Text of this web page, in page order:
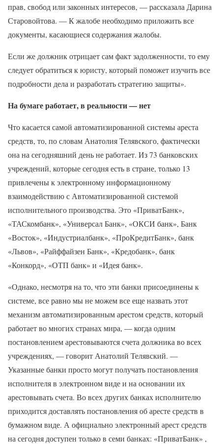
прав, свобод или законных интересов, — рассказала Дарина
Старовойтова. — К жалобе необходимо приложить все
документы, касающиеся содержания жалобы.
Если же должник отрицает сам факт задолженности, то ему
следует обратиться к юристу, который поможет изучить все
подробности дела и разработать стратегию защиты».
На бумаге работает, в реальности — нет
Что касается самой автоматизированной системы ареста
средств, то, по словам Анатолия Телявского, фактически
она на сегодняшний день не работает. Из 73 банковских
учреждений, которые сегодня есть в стране, только 13
привлечены к электронному информационному
взаимодействию с Автоматизированной системой
исполнительного производства. Это «ПриватБанк»,
«ТАСкомбанк», «Универсал Банк», «ОКСИ банк», Банк
«Восток», «Индустриалбанк», «ПроКредитБанк», банк
«Львов», «Райффайзен Банк», «Кредобанк», банк
«Конкорд», «ОТП банк» и «Идея банк».
«Однако, несмотря на то, что эти банки присоединены к
системе, все равно мы не можем все еще назвать этот
механизм автоматизированным арестом средств, который
работает во многих странах мира, — когда одним
постановлением арестовываются счета должника во всех
учреждениях, — говорит Анатолий Телявский. —
Указанные банки просто могут получать постановления
исполнителя в электронном виде и на основании их
арестовывать счета. Во всех других банках исполнителю
приходится доставлять постановления об аресте средств в
бумажном виде. А официально электронный арест средств
на сегодня доступен только в семи банках: «ПриватБанк» ,